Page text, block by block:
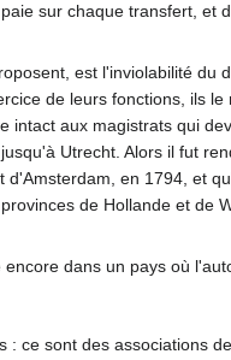
sur chaque transfert,
est l'inviolabilité
de leurs fonctions, ils
aux magistrats qui
Utrecht. Alors il fut
en 1794, et
de Hollande et
dans un pays où
ce sont des associations